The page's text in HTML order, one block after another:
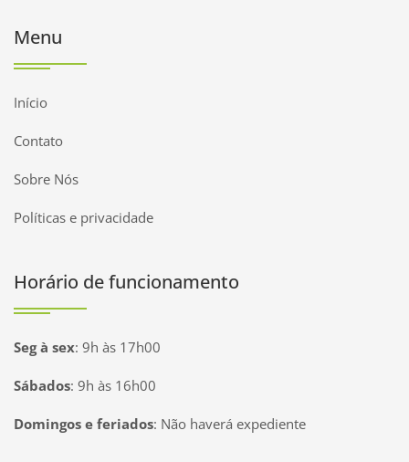
Menu
Início
Contato
Sobre Nós
Políticas e privacidade
Horário de funcionamento
Seg à sex: 9h às 17h00
Sábados: 9h às 16h00
Domingos e feriados: Não haverá expediente